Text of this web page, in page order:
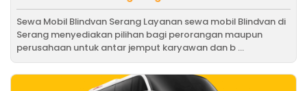
Sewa Mobil Blindvan Serang Layanan sewa mobil Blindvan di
Serang menyediakan pilihan bagi perorangan maupun
perusahaan untuk antar jemput karyawan dan b ...